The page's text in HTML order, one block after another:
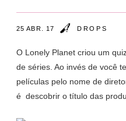
25 ABR. 17 DROPS
O Lonely Planet criou um
de séries. Ao invés de você
películas pelo nome de
é descobrir o título das